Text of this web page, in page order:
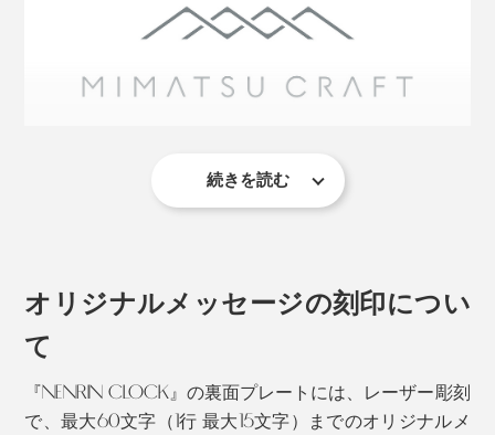
じみのミマツ工芸が、地元・佐賀で採れた樹齢30～50
杉の木は、年輪の真ん中周辺（芯材）は赤く、周り（辺
材）は白い特徴があります。
ミマツ工芸の2代目社長、實松英樹（さねまつ・ひで
思いを抱えていました。
続きを読む
オリジナルメッセージの刻印につい
て
『NENRIN CLOCK』の裏面プレートには、レーザー彫刻
で、最大60文字（1行 最大15文字）までのオリジナルメ